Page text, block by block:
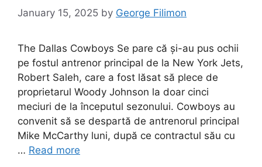
January 15, 2025 by George Filimon
The Dallas Cowboys Se pare că și-au pus ochii
pe fostul antrenor principal de la New York Jets,
Robert Saleh, care a fost lăsat să plece de
proprietarul Woody Johnson la doar cinci
meciuri de la începutul sezonului. Cowboys au
convenit să se despartă de antrenorul principal
Mike McCarthy luni, după ce contractul său cu
… Read more